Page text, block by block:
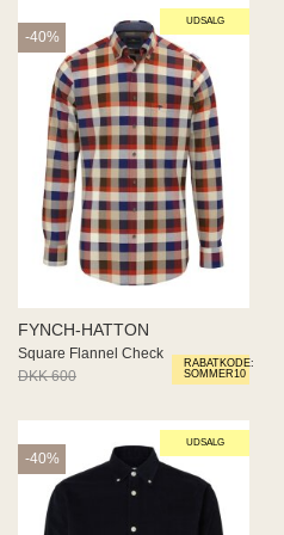
UDSALG
RABATKODE:
SOMMER10
-40%
FYNCH-HATTON
Square Flannel Check
DKK 600
DKK 360
UDSALG
-40%